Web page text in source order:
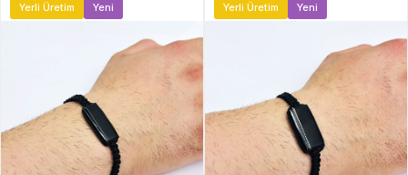
Yerli Üretim
Yeni
Yerli Üretim
Yeni